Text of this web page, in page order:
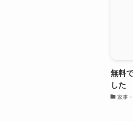
無料
した
家事